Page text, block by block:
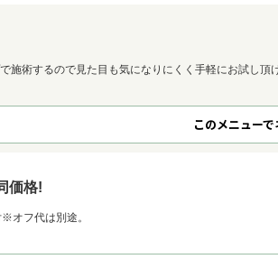
施術するので見た目も気になりにくく手軽にお試し頂
このメニュー
価格!
フ代は別途。